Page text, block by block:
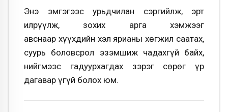
Энэ эмгэгээс урьдчилан сэргийлж, эрт
илрүүлж, зохих арга хэмжээг
авснаар хүүхдийн хэл ярианы хөгжил саатах,
суурь боловсрол эзэмшиж чадахгүй байх,
нийгмээс гадуурхагдах зэрэг сөрөг үр
дагавар үгүй болох юм.